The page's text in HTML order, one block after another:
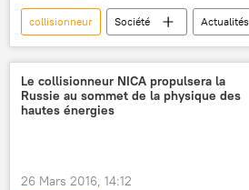
collisionneur Société
Actualités
Russie
particules
Technologies Made in Russia
Le collisionneur NICA propulsera la
Russie au sommet de la physique des
hautes énergies
26 Mars 2016, 14:12